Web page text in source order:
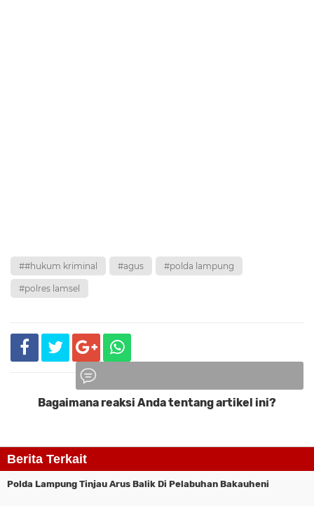
##hukum kriminal #agus #polda lampung
#polres lamsel
Komentar
Bagaimana reaksi Anda tentang artikel ini?
Berita Terkait
Polda Lampung Tinjau Arus Balik Di Pelabuhan Bakauheni